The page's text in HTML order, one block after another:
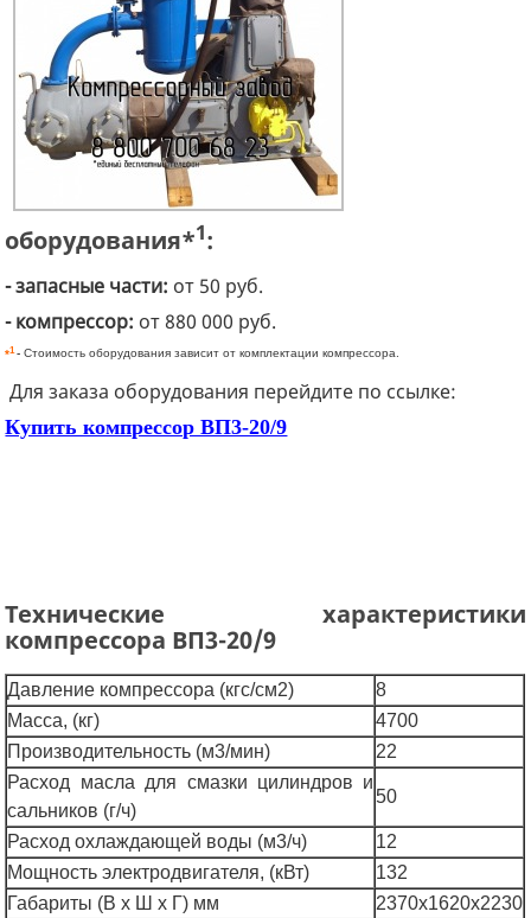
оборудования*1:
- запасные части: от 50 руб.
- компрессор: от 880 000 руб.
*1 - Стоимость оборудования зависит от комплектации компрессора.
Для заказа оборудования перейдите по ссылке:
Купить компрессор ВП3-20/9
Технические характеристики
компрессора ВП3-20/9
Давление компрессора (кгс/см2)
8
Масса, (кг)
4700
Производительность (м3/мин)
22
Расход масла для смазки цилиндров и
сальников (г/ч)
50
Расход охлаждающей воды (м3/ч)
12
Мощность электродвигателя, (кВт)
132
Габариты (В x Ш x Г) мм
2370x1620x2230